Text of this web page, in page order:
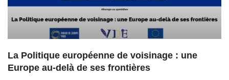
La Politique européenne de voisinage : une
Europe au-delà de ses frontières